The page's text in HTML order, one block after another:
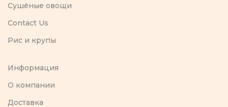
Сушёные овощи
Contact Us
Рис и крупы
Информация
O компании
Доставка